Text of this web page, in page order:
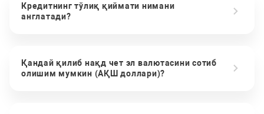
Кредитнинг тўлиқ қиймати нимани
англатади?
Қандай қилиб нақд чет эл валютасини сотиб
олишим мумкин (АҚШ доллари)?